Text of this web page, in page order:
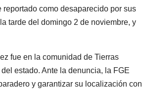
como desaparecido por sus
tarde del domingo 2 de noviembre, y
fue en la comunidad de Tierras
estado. Ante la denuncia, la FGE
y garantizar su localización con